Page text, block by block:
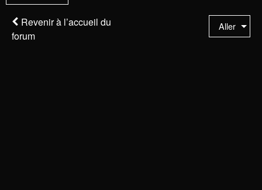
à
la
Revenir à l’accueil du
forum
Aller